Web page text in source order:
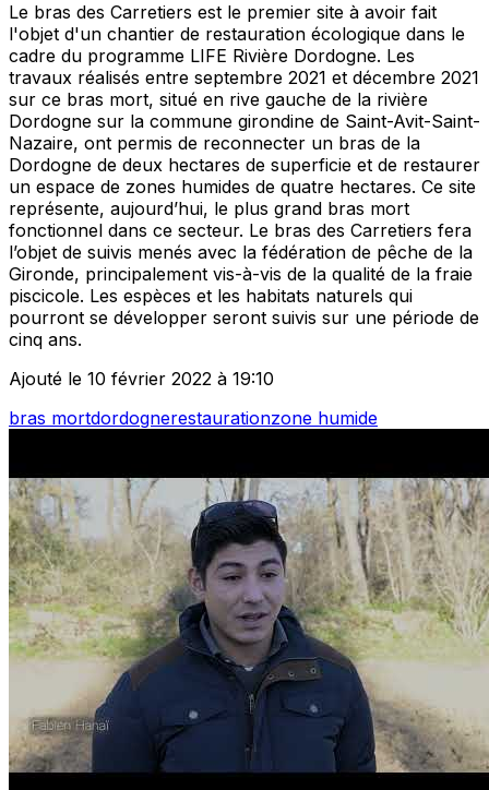
Le bras des Carretiers est le premier site à avoir fait
l'objet d'un chantier de restauration écologique dans le
cadre du programme LIFE Rivière Dordogne. Les
travaux réalisés entre septembre 2021 et décembre 2021
sur ce bras mort, situé en rive gauche de la rivière
Dordogne sur la commune girondine de Saint-Avit-Saint-
Nazaire, ont permis de reconnecter un bras de la
Dordogne de deux hectares de superficie et de restaurer
un espace de zones humides de quatre hectares. Ce site
représente, aujourd’hui, le plus grand bras mort
fonctionnel dans ce secteur. Le bras des Carretiers fera
l’objet de suivis menés avec la fédération de pêche de la
Gironde, principalement vis-à-vis de la qualité de la fraie
piscicole. Les espèces et les habitats naturels qui
pourront se développer seront suivis sur une période de
cinq ans.
Ajouté le 10 février 2022 à 19:10
bras mortdordognerestaurationzone humide